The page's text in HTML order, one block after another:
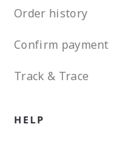
Order history
Confirm payment
Track & Trace
HELP